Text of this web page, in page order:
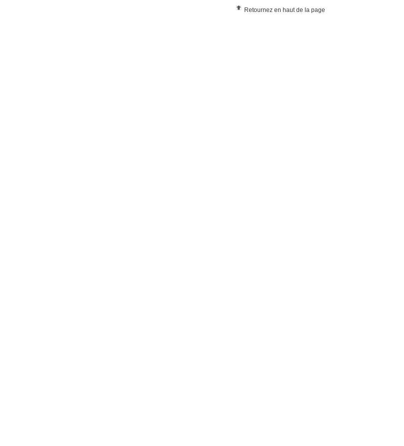
Retournez en haut de la page